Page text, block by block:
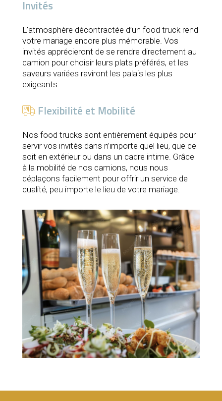
Invités
L’atmosphère décontractée d’un food truck rend
votre mariage encore plus mémorable. Vos
invités apprécieront de se rendre directement au
camion pour choisir leurs plats préférés, et les
saveurs variées raviront les palais les plus
exigeants.
Flexibilité et Mobilité
Nos food trucks sont entièrement équipés pour
servir vos invités dans n’importe quel lieu, que ce
soit en extérieur ou dans un cadre intime. Grâce
à la mobilité de nos camions, nous nous
déplaçons facilement pour offrir un service de
qualité, peu importe le lieu de votre mariage.